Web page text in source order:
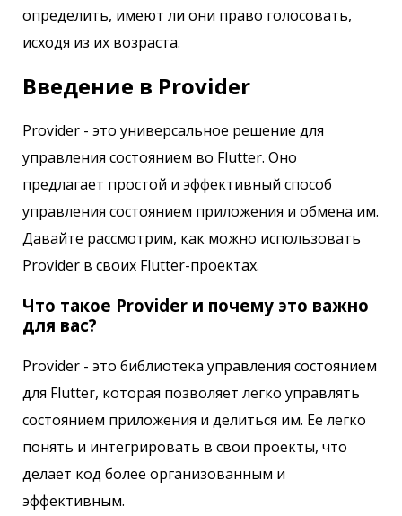
определить, имеют ли они право голосовать,
исходя из их возраста.
Введение в Provider
Provider - это универсальное решение для
управления состоянием во Flutter. Оно
предлагает простой и эффективный способ
управления состоянием приложения и обмена им.
Давайте рассмотрим, как можно использовать
Provider в своих Flutter-проектах.
Что такое Provider и почему это важно
для вас?
Provider - это библиотека управления состоянием
для Flutter, которая позволяет легко управлять
состоянием приложения и делиться им. Ее легко
понять и интегрировать в свои проекты, что
делает код более организованным и
эффективным.